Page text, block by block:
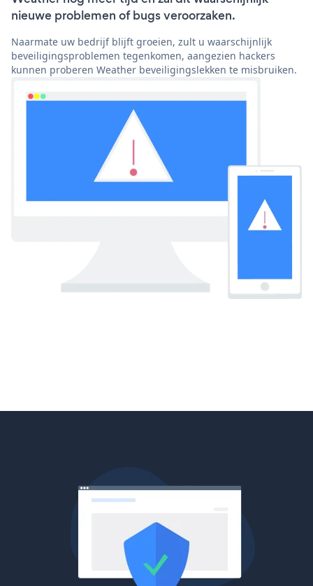
nieuwe problemen of bugs veroorzaken.
Naarmate uw bedrijf blijft groeien, zult u waarschijnlijk
beveiligingsproblemen tegenkomen, aangezien hackers
kunnen proberen Weather beveiligingslekken te misbruiken.